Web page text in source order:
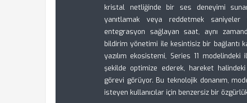
kristal netliğinde bir ses deneyimi
yanıtlamak veya reddetmek saniyeler
entegrasyon sağlayan saat, aynı
bildirim yönetimi ile kesintisiz bir bağlantı
yazılım ekosistemi, Series 11
şekilde optimize ederek, hareket
görevi görüyor. Bu teknolojik donanım,
isteyen kullanıcılar için benzersiz bir